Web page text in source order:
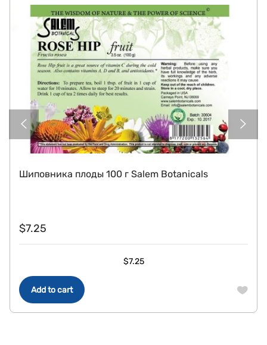
Add to cart
Шиповника плоды 100 г Salem Botanicals
$7.25
$7.25